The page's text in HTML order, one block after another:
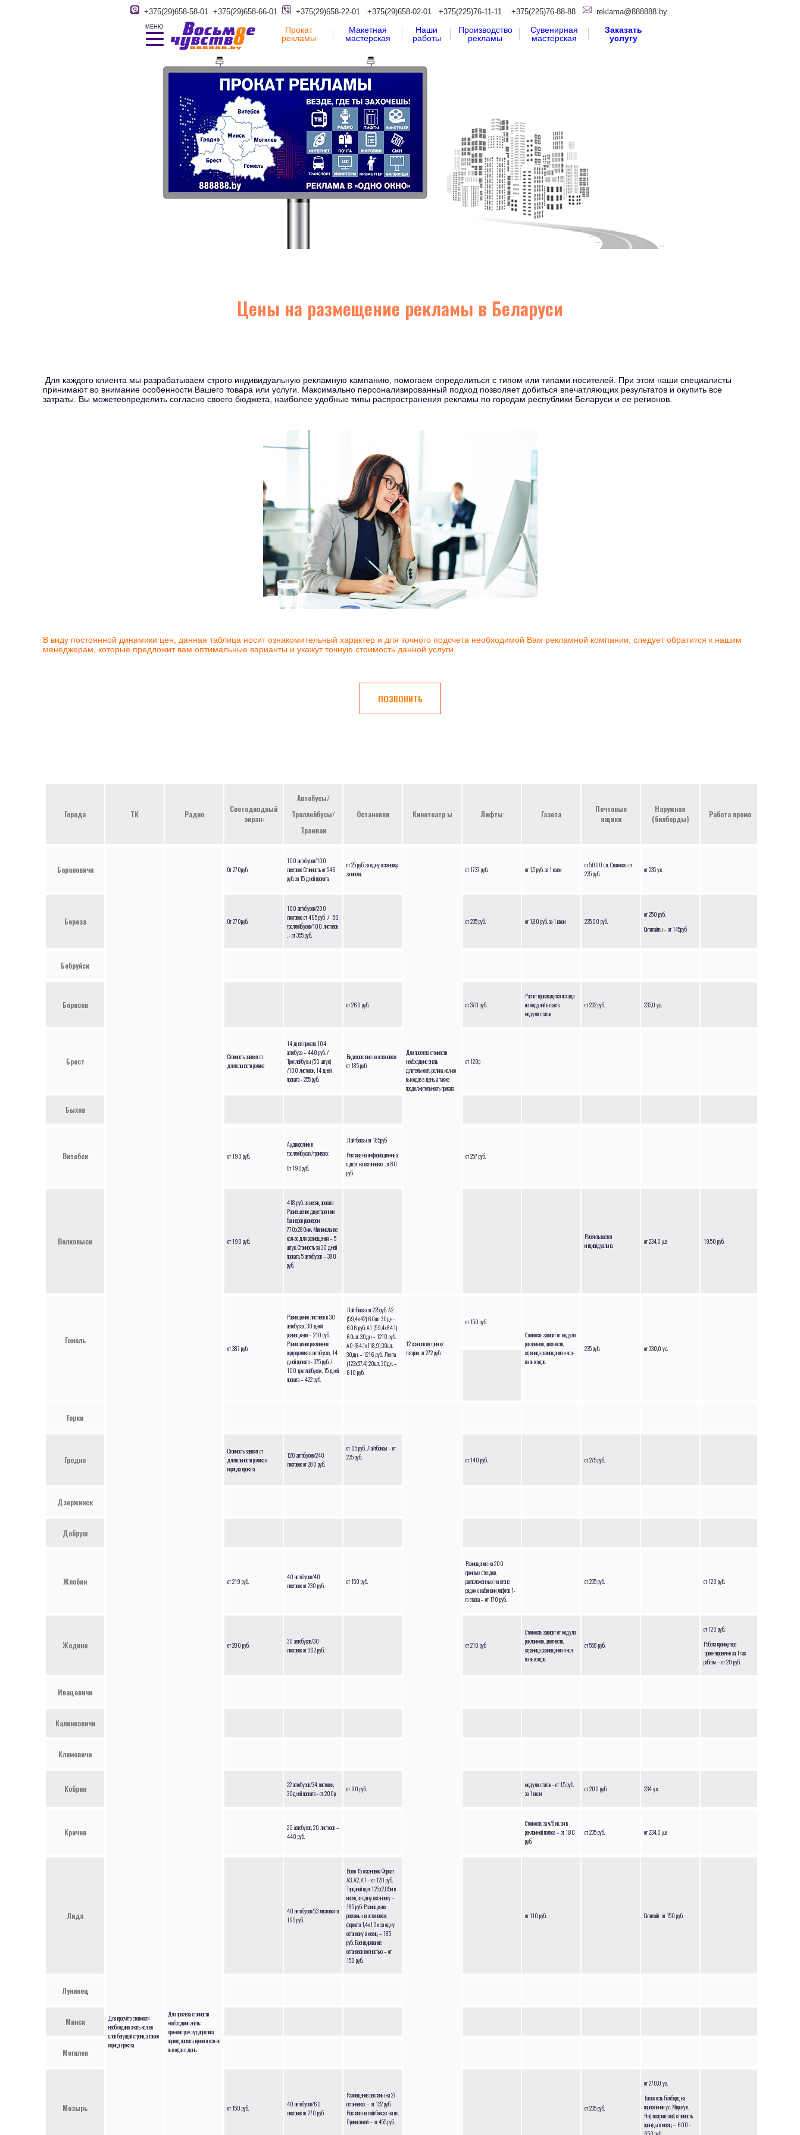
+375(29)658-58-01 +375(29)658-66-01 +375(29)658-22-01 +375(29)658-02-01 +375(225)76-11-11 +375(225)76-88-88 reklama@888888.by
МЕНЮ
Прокат
рекламы
Макетная
мастерская
Наши
работы
Производство
рекламы
Сувенирная
мастерская
Заказать
услугу
Цены на размещение рекламы в Беларуси
Для каждого клиента мы разрабатываем строго индивидуальную рекламную кампанию, помогаем определиться с типом или типами носителей. При этом наши специалисты
принимают во внимание особенности Вашего товара или услуги. Максимально персонализированный подход позволяет добиться впечатляющих результатов и окупить все
затраты. Вы можетеопределить согласно своего бюджета, наиболее удобные типы распространения рекламы по городам республики Беларуси и ее регионов.
В виду постоянной динамики цен, данная таблица носит ознакомительный характер и для точного подсчета необходимой Вам рекламной компании, следует обратится к нашим
менеджерам, которые предложит вам оптимальные варианты и укажут точную стоимость данной услуги.
ПОЗВОНИТЬ
Города ТК Радио
Светодиодный
экран:
Автобусы/
Троллейбусы/
Трамваи
Остановки Кинотеатр ы Лифты Газета
Почтовые
ящики
Наружная
(билборды)
Работа промо
Барановичи
Для просчёта стоимости
необходимо знать кол-во
слов бегущей строки, а также
период проката.
Для просчёта стоимости
необходимо знать:
хронометраж аудиоролика,
период проката, время и кол-во
выходов в день.
От 270руб.
100 автобусов/100
листовок. Стоимость от 546
руб. за 15 дней проката.
от 25 руб. за одну остановку
за месяц.
Для просчета стоимости
необходимо знать
длительность ролика, кол-во
выходов в день, а также
продолжительность проката
от 1737 руб. от 1,5 руб. за 1 кв.см
от 5000 шт. Стоимость от
235 руб.
от 235 у.е.
Береза От 270руб.
100 автобусов/200
листовок, от 465 руб / 50
троллейбусов/100 листовок
, - от 355 руб.
от 235 руб. от 1,80 руб. за 1 кв.см 235,00 руб.
от 250 руб.
Ситилайты – от 145руб
Бобруйск
Борисов от 260 руб. от 370 руб.
Расчет производится исходя
из модулей в газете.
модули, статьи
от 232 руб. 235,0 у.е.
Брест
Стоимость зависит от
длительности ролика
14 дней проката 104
автобуса – 440 руб. /
Троллейбусы (50 штук)
/100 листовок, 14 дней
проката - 255 руб.
Видеореклама на остановках
от 185 руб.
от 120р
Быхов
Витебск от 190 руб.
Аудиоролики в
троллейбусах/трамваях
От 190руб.
Лайтбоксы от 185руб
Реклама на информационных
щитах на остановках от 80
руб.
от 257 руб.
Волковыск от 190 руб.
418 руб. за месяц проката
Размещение двусторонних
баннеров размером
770х280мм. Минимальное
кол-во для размещения – 5
штук. Стоимость за 30 дней
проката, 5 автобусов – 380
руб.
Рассчитывается
индивидуально.
от 234,0 у.е. 19,50 руб.
Гомель
от 387 руб.
Размещение листовок в 30
автобусах, 30 дней
размещения – 210 руб.
Размещение рекламного
видеоролика в автобусах, 14
дней проката - 375 руб. /
100 троллейбусах, 15 дней
проката – 422 руб.
Лайтбоксы от 225руб. А2
(59,4х42) 60шт 30дн -
606 руб. А1 (59,4х84,1)
60шт. 30дн – 1210 руб.
А0 (84,1х118,9) 30шт.
30дн. – 1216 руб. Лента
(123х57,4) 20шт. 30дн. –
610 руб.
12 сеансов по трём к/
театрам. от 272 руб.
от 150 руб.
Стоимость зависит от модуля
рекламного, цветности,
страница размещения и кол-
ва выходов.
235 руб. от 330,0 у.е.
Горки
Гродно
Стоимость зависит от
длительности ролика и
периода проката.
120 автобусов/240
листовок от 280 руб.
от 65 руб. Лайтбоксы – от
235 руб.
от 140 руб. от 275 руб.
Дзержинск
Добруш
Жлобин от 219 руб.
40 автобусов/40
листовок от 230 руб.
от 150 руб.
Размещение на 200
прочных стендов,
расположенных на стене
рядом с кабинами лифтов 1-
го этажа – от 170 руб.
от 235 руб. от 120 руб.
Жодино от 280 руб.
30 автобусов/30
листовок от 362 руб.
от 210 руб
Стоимость зависит от модуля
рекламного, цветности,
страница размещения и кол-
ва выходов.
от 558 руб.
от 120 руб.
Работа промоутера
ориентировочно за 1 час
работы – от 20 руб.
Ивацевичи
Калинковичи
Климовичи
Кобрин
22 автобусов/34 листовки,
30дней проката - от 200р
от 90 руб.
модули, статьи - от 1,5 руб.
за 1 кв.см
от 200 руб. 234 у.е.
Кричев
20 автобусов, 20 листовок –
440 руб.
Стоимость за ч/б кв. см в
рекламной полосе – от 1,80
руб.
от 235 руб. от 234,0 у.е.
Лида
40 автобусов/53 листовки от
195 руб.
Всего 15 остановок. Формат
А3, А2, А1 – от 120 руб.
Торцевой щит 1,25х2,05м в
месяц за одну остановку –
185 руб. Размещение
рекламы на остановках
формата 1,4х1,9м за одну
остановку в месяц – 185
руб. Брендирование
остановок полностью – от
150 руб.
от 110 руб. Ситилайт от 150 руб.
Лунинец
Минск
Могилев
Мозырь от 150 руб.
40 автобусов/60
листовок от 270 руб.
Размещение рекламы на 27
остановках – от 132 руб.
Реклама на лайтбоксах на пл.
Примостовой – от 455 руб.
от 235 руб.
от 270,0 у.е.
Также есть билборд на
пересечении ул. Мира/ул.
Нефтестроителей, стоимость
аренды в месяц – 600 -